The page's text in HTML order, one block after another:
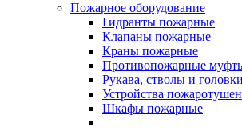
Пожарное оборудование
Гидранты пожарные
Клапаны пожарные
Краны пожарные
Противопожарные
Рукава, стволы и головки
Устройства
Шкафы пожарные